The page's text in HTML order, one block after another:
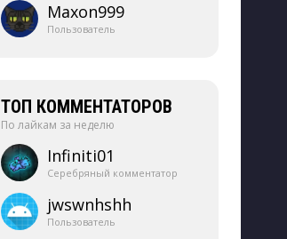
Maxon999
Пользователь
ТОП КОММЕНТАТОРОВ
По лайкам за неделю
Infiniti01
Серебряный комментатор
jwswnhshh
Пользователь